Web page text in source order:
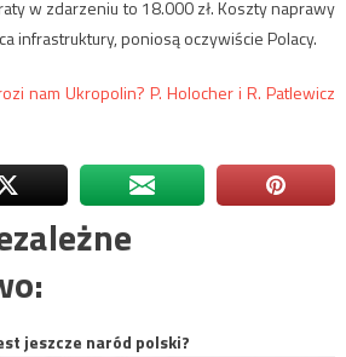
w zdarzeniu to 18.000 zł. Koszty naprawy
infrastruktury, poniosą oczywiście Polacy.
nam Ukropolin? P. Holocher i R. Patlewicz
jeszcze naród polski?